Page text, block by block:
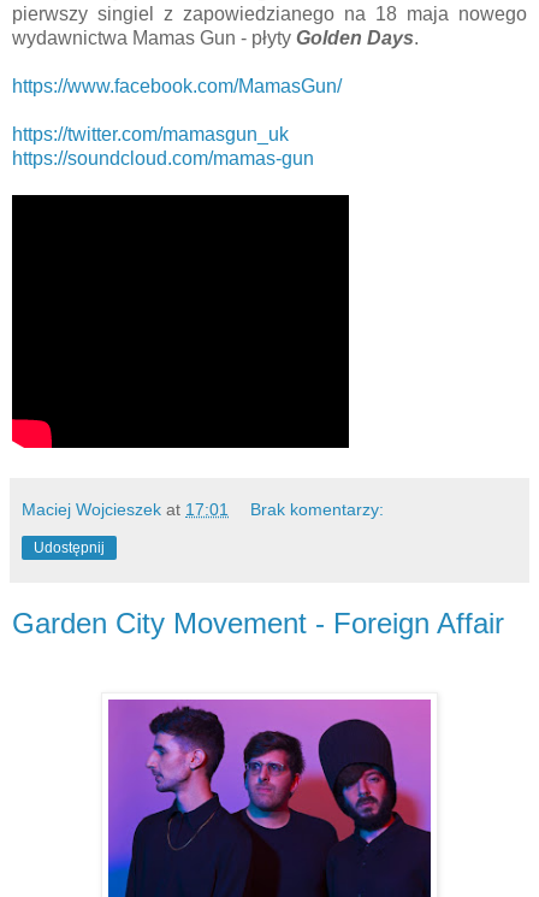
pierwszy singiel z zapowiedzianego na 18 maja nowego
wydawnictwa Mamas Gun - płyty Golden Days.
https://www.facebook.com/MamasGun/
https://twitter.com/mamasgun_uk
https://soundcloud.com/mamas-gun
Maciej Wojcieszek at 17:01 Brak komentarzy:
Udostępnij
Garden City Movement - Foreign Affair